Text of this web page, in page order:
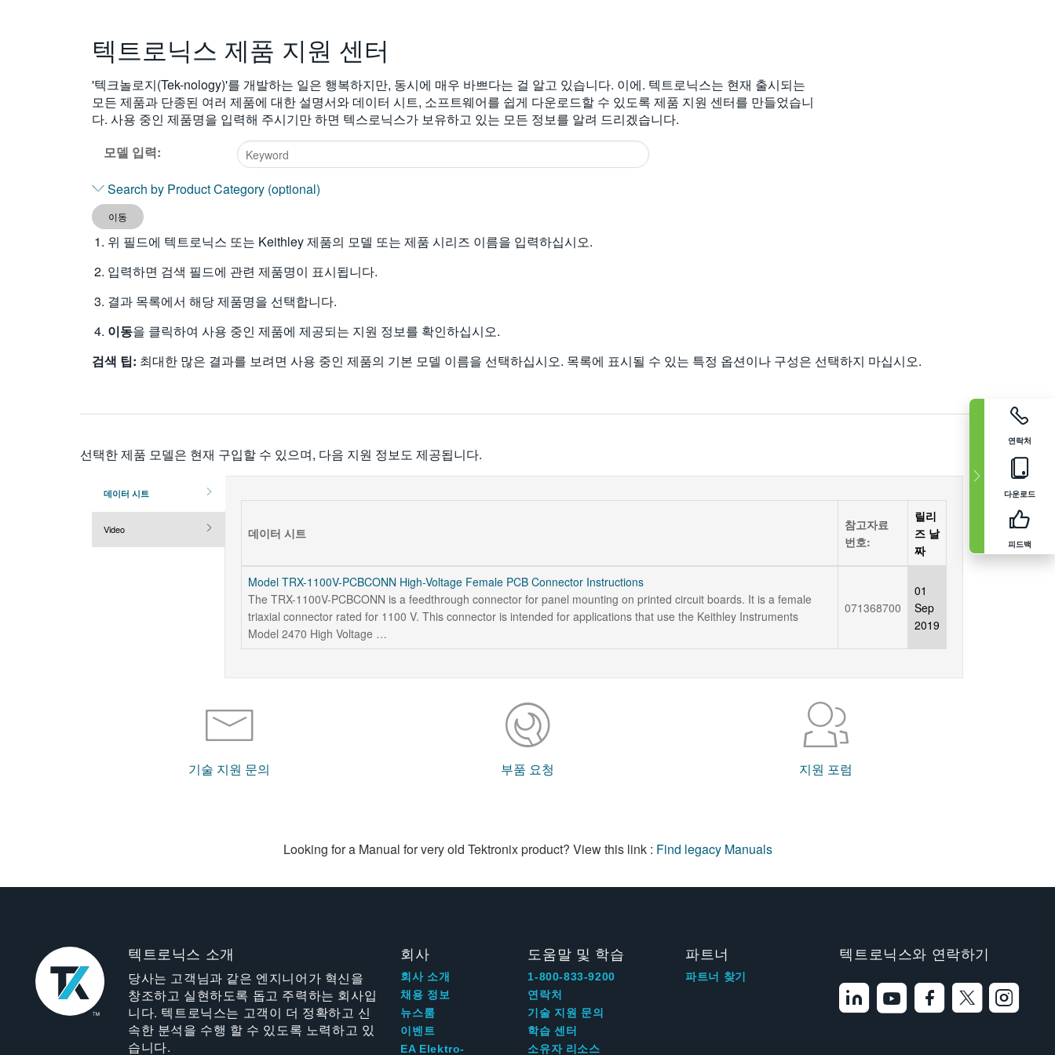
연락처
다운로드
피드백
텍트로닉스 제품 지원 센터
'텍크놀로지(Tek-nology)'를 개발하는 일은 행복하지만, 동시에 매우 바쁘다는 걸 알고 있습니다. 이에. 텍트로닉스는 현재 출시되는
모든 제품과 단종된 여러 제품에 대한 설명서와 데이터 시트, 소프트웨어를 쉽게 다운로드할 수 있도록 제품 지원 센터를 만들었습니
다. 사용 중인 제품명을 입력해 주시기만 하면 텍스로닉스가 보유하고 있는 모든 정보를 알려 드리겠습니다.
모델 입력:
2
characters
for
results.
Search by Product Category (optional)
이동
위 필드에 텍트로닉스 또는 Keithley 제품의 모델 또는 제품 시리즈 이름을 입력하십시오.
입력하면 검색 필드에 관련 제품명이 표시됩니다.
결과 목록에서 해당 제품명을 선택합니다.
이동을 클릭하여 사용 중인 제품에 제공되는 지원 정보를 확인하십시오.
검색 팁: 최대한 많은 결과를 보려면 사용 중인 제품의 기본 모델 이름을 선택하십시오. 목록에 표시될 수 있는 특정 옵션이나 구성은 선택하지 마십시오.
선택한 제품 모델은 현재 구입할 수 있으며, 다음 지원 정보도 제공됩니다.
데이터 시트
Video 데이터 시트
참고자료
번호:
릴리
즈 날
짜
Model TRX-1100V-PCBCONN High-Voltage Female PCB Connector Instructions
The TRX-1100V-PCBCONN is a feedthrough connector for panel mounting on printed circuit boards. It is a female
triaxial connector rated for 1100 V. This connector is intended for applications that use the Keithley Instruments
Model 2470 High Voltage …
071368700
01
Sep
2019
기술 지원 문의 부품 요청 지원 포럼
Looking for a Manual for very old Tektronix product? View this link : Find legacy Manuals
텍트로닉스 소개
당사는 고객님과 같은 엔지니어가 혁신을
창조하고 실현하도록 돕고 주력하는 회사입
니다. 텍트로닉스는 고객이 더 정확하고 신
속한 분석을 수행 할 수 있도록 노력하고 있
습니다.
회사
회사 소개
채용 정보
뉴스룸
이벤트
EA Elektro-
도움말 및 학습
1-800-833-9200
연락처
기술 지원 문의
학습 센터
소유자 리소스
파트너
파트너 찾기
텍트로닉스와 연락하기